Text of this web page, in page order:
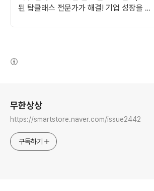
된 탑클래스 전문가가 해결! 기업 성장을 가
무한상상
https://smartstore.naver.com/issue2442
구독하기